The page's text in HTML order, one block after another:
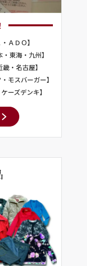
ＡＤＯ】
東海・九州】
・名古屋】
モスバーガー】
ーズデンキ】